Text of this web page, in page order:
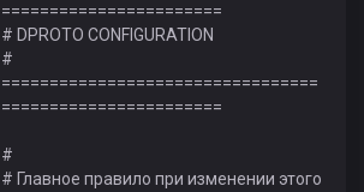
=======================
# DPROTO CONFIGURATION
#
=================================
=======================
#
# Главное правило при изменении этого